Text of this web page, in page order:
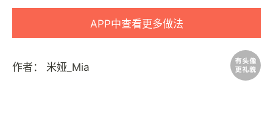
APP中查看更多做法
作者： 米娅_Mia